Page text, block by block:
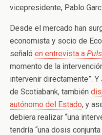
vicepresidente, Pablo
Desde el mercado han
economista y socio de
señaló en entrevista a
momento de la
intervenir directamente”.
de Scotiabank, también
autónomo del Estado, y
debiera realizar “una
tendría “una dosis